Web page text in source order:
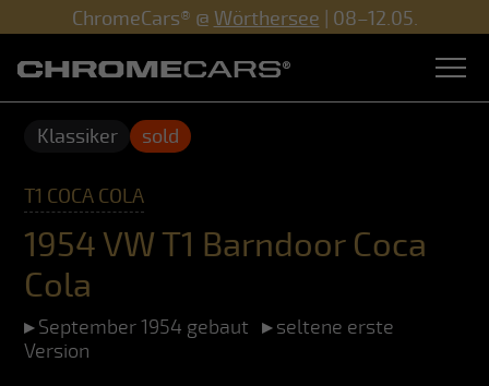
ChromeCars® @ Wörthersee | 08–12.05.
Klassiker sold
T1 COCA COLA
1954 VW T1 Barndoor Coca
Cola
September 1954 gebaut
seltene erste
Version